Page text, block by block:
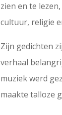
zien en te
cultuur, religie
Zijn gedichten
verhaal
muziek werd
maakte talloze